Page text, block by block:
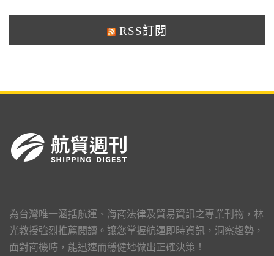
RSS訂閱
為台灣唯一涵括航運、海商法律及貿易資訊之專業刊物，林
光教授強烈推薦閱讀。讓您掌握航運即時資訊，洞察趨勢，
面對商機時，能迅速而穩健地做出正確決策！